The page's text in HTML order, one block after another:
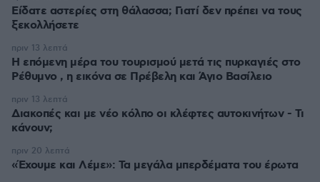
Είδατε αστερίες στη θάλασσα; Γιατί δεν πρέπει να τους
ξεκολλήσετε
Η επόμενη μέρα του τουρισμού μετά τις πυρκαγιές στο
Ρέθυμνο , η εικόνα σε Πρέβελη και Άγιο Βασίλειο
πριν 13 λεπτά
Διακοπές και με νέο κόλπο οι κλέφτες αυτοκινήτων - Τι
κάνουν;
πριν 13 λεπτά
«Έχουμε και Λέμε»: Τα μεγάλα μπερδέματα του έρωτα
πριν 20 λεπτά